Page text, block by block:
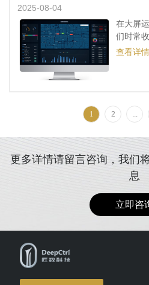
2025-08-04
在大屏
们时常
查看详情
1 2
更多详情请留言咨询，我们
息
立即咨